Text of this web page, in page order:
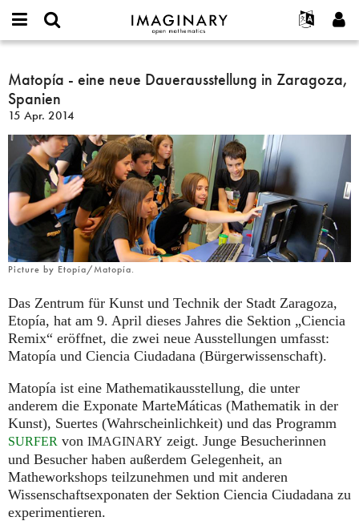
IMAGINARY
open
Français
Español
Türkçe
Programme
Filme
Texte
Ausstellungen
Mehr...
Projekte
or
username
*
Passwort
*
Neues Benutzerkonto erstellen
Neues Passwort anfordern
Suche
Matopía
-
eine
neue
Dauerausstellung
in
Zaragoza,
Spanien
Matopía - eine neue Dauerausstellung in Zaragoza,
Spanien
15 Apr. 2014
Picture by Etopía/Matopía.
Das Zentrum für Kunst und Technik der Stadt Zaragoza,
Etopía, hat am 9. April dieses Jahres die Sektion „Ciencia
Remix“ eröffnet, die zwei neue Ausstellungen umfasst:
Matopía und Ciencia Ciudadana (Bürgerwissenschaft).
Matopía ist eine Mathematikausstellung, die unter
anderem die Exponate MarteMáticas (Mathematik in der
Kunst), Suertes (Wahrscheinlichkeit) und das Programm
SURFER von IMAGINARY zeigt. Junge Besucherinnen
und Besucher haben außerdem Gelegenheit, an
Matheworkshops teilzunehmen und mit anderen
Wissenschaftsexponaten der Sektion Ciencia Ciudadana zu
experimentieren.